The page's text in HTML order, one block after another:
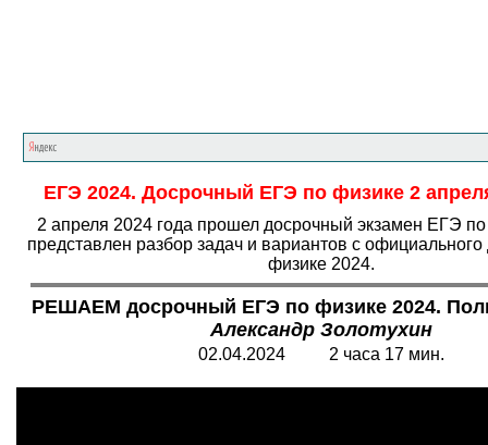
ЕГЭ 2024. Досрочный ЕГЭ по физике 2
2 апреля 2024 года прошел досрочный экзамен ЕГЭ
представлен разбор задач и вариантов с
физике 2024.
РЕШАЕМ досрочный ЕГЭ по физике 2024.
Александр Золотухин
02.04.2024 2 часа 17 мин.